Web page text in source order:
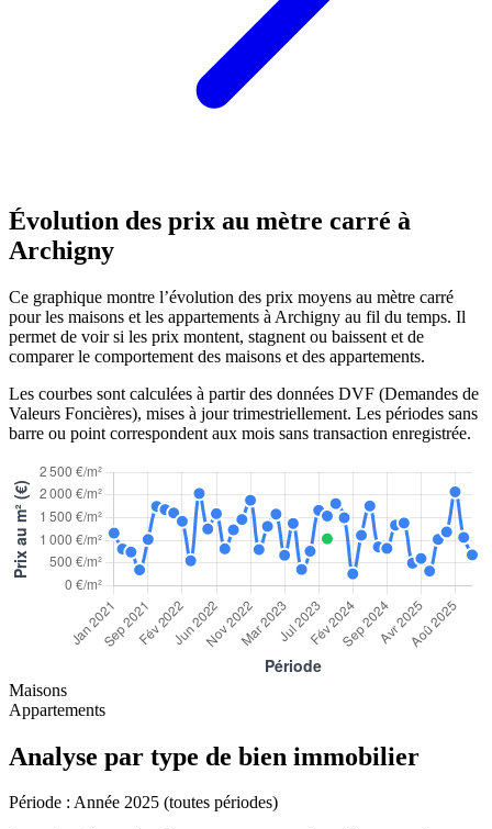
Évolution des prix au mètre carré à
Archigny
Ce graphique montre l’évolution des prix moyens au mètre carré
pour les maisons et les appartements à Archigny au fil du temps. Il
permet de voir si les prix montent, stagnent ou baissent et de
comparer le comportement des maisons et des appartements.
Les courbes sont calculées à partir des données DVF (Demandes de
Valeurs Foncières), mises à jour trimestriellement. Les périodes sans
barre ou point correspondent aux mois sans transaction enregistrée.
Maisons
Appartements
Analyse par type de bien immobilier
Période : Année 2025 (toutes périodes)